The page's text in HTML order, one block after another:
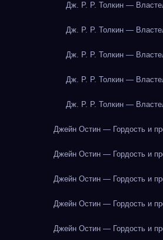
Дж. Р. Р. Толкин —
Дж. Р. Р. Толкин —
Дж. Р. Р. Толкин —
Дж. Р. Р. Толкин —
Дж. Р. Р. Толкин —
Джейн Остин — Гордость и
Джейн Остин — Гордость и
Джейн Остин — Гордость и
Джейн Остин — Гордость и
Джейн Остин — Гордость и